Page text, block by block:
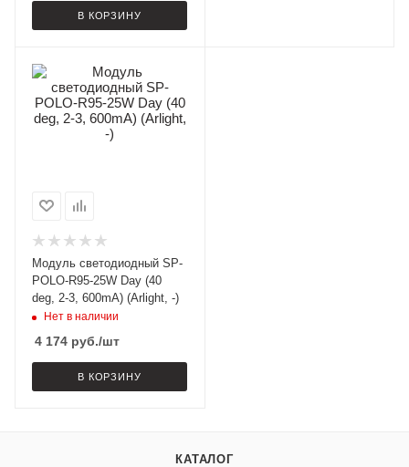
В КОРЗИНУ
Модуль светодиодный SP-
POLO-R95-25W Day (40
deg, 2-3, 600mA) (Arlight, -)
Нет в наличии
4 174 руб./шт
В КОРЗИНУ
КАТАЛОГ